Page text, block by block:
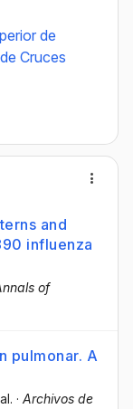
de
Cruces
and
influenza
of
pulmonar. A
· Archivos de